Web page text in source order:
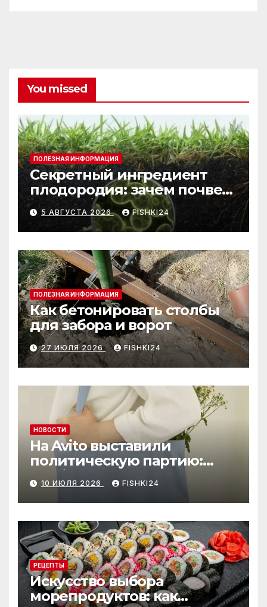
You missed
ПОЛЕЗНАЯ ИНФОРМАЦИЯ
Секретный ингредиент
плодородия: зачем почве
нужны бактерии и
биогумус
5 АВГУСТА 2026 FISHKI24
ПОЛЕЗНАЯ ИНФОРМАЦИЯ
Как бетонировать столбы
для забора и ворот
27 ИЮЛЯ 2026 FISHKI24
НОВОСТИ
На Avito выставили
политическую партию:
необычный лот привлёк
внимание
10 ИЮЛЯ 2026 FISHKI24
РЕЦЕПТЫ
Искусство выбора
морепродуктов: как